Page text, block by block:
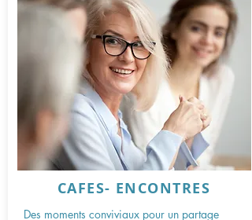
CAFES- ENCONTRES
Des moments conviviaux pour un partage